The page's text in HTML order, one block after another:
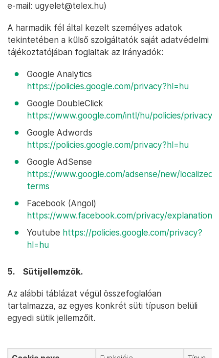
e-mail: ugyelet@telex.hu)
A harmadik fél által kezelt személyes adatok
tekintetében a külső szolgáltatók saját adatvédelmi
tájékoztatójában foglaltak az irányadók:
Google Analytics
https://policies.google.com/privacy?hl=hu
Google DoubleClick
https://www.google.com/intl/hu/policies/privacy/
Google Adwords
https://policies.google.com/privacy?hl=hu
Google AdSense
https://www.google.com/adsense/new/localized-
terms
Facebook (Angol)
https://www.facebook.com/privacy/explanation
Youtube https://policies.google.com/privacy?
hl=hu
5. Sütijellemzők.
Az alábbi táblázat végül összefoglalóan
tartalmazza, az egyes konkrét süti típuson belüli
egyedi sütik jellemzőit.